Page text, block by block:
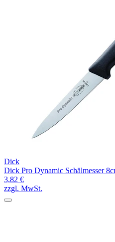
Dick
Dick Pro Dynamic Schälmesser
3,82 €
zzgl. MwSt.